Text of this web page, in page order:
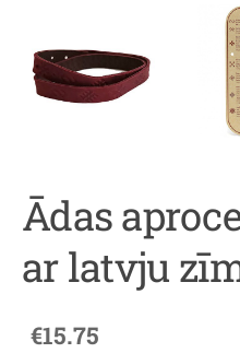
Ādas
ar latvju
€15.75